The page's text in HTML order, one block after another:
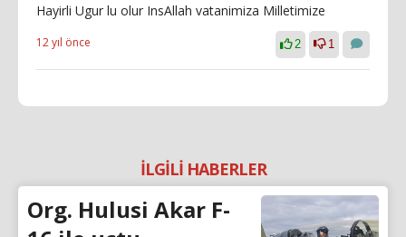
Hayirli Ugur lu olur InsAllah vatanimiza Milletimize
12 yıl önce 2 1
İLGİLİ HABERLER
Org. Hulusi Akar F-